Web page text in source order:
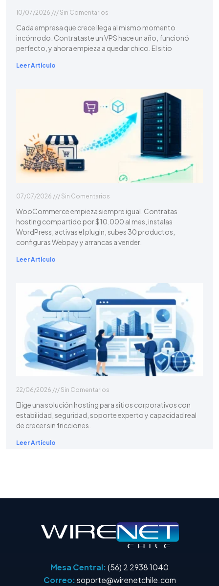
10/07/2026 Sin Comentarios
Cada empresa que crece llega al mismo momento
incómodo. Contrataste un VPS hace un año, funcionó
perfecto, y ahora empieza a quedar chico. El sitio
Leer Artículo
07/07/2026 Sin Comentarios
WooCommerce empieza siempre igual. Contratas
hosting compartido por $10.000 al mes, instalas
WordPress, activas el plugin, subes 30 productos,
configuras Webpay y arrancas a vender.
Leer Artículo
22/06/2026 Sin Comentarios
Elige una solución hosting para sitios corporativos con
estabilidad, seguridad, soporte experto y capacidad real
de crecer sin fricciones.
Leer Artículo
Mesa Central:(56) 2 2938 1040
Correo:soporte@wirenetchile.com